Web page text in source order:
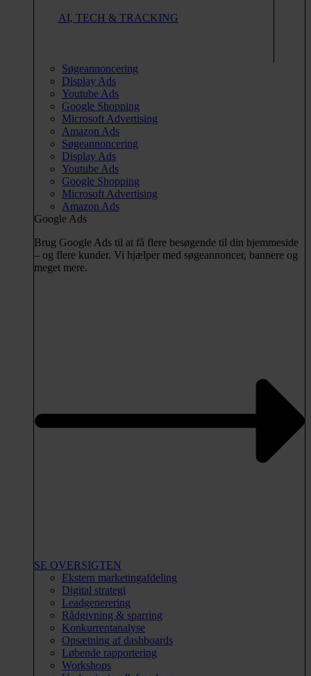
AI, TECH & TRACKING
Søgeannoncering
Display Ads
Youtube Ads
Google Shopping
Microsoft Advertising
Amazon Ads
Søgeannoncering
Display Ads
Youtube Ads
Google Shopping
Microsoft Advertising
Amazon Ads
Google Ads
Brug Google Ads til at få flere besøgende til din hjemmeside
– og flere kunder. Vi hjælper med søgeannoncer, bannere og
meget mere.
SE OVERSIGTEN
Ekstern marketingafdeling
Digital strategi
Leadgenerering
Rådgivning & sparring
Konkurrentanalyse
Opsætning af dashboards
Løbende rapportering
Workshops